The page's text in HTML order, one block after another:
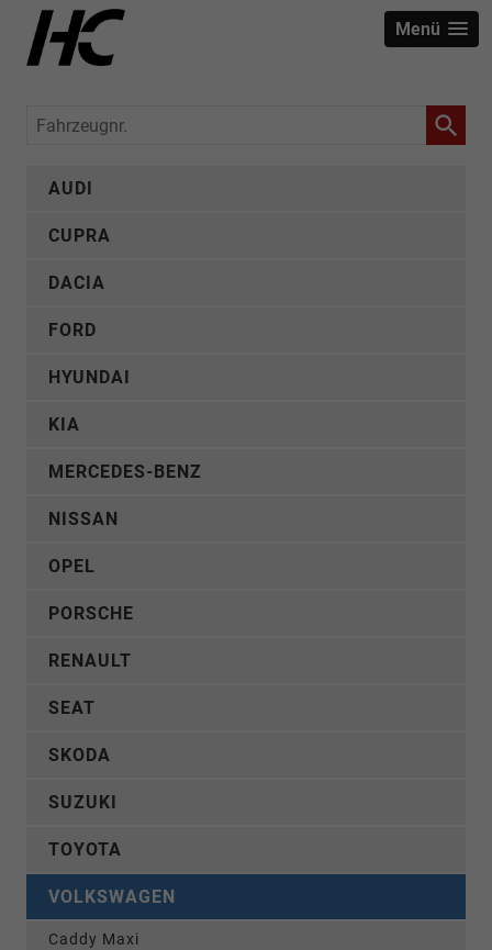
Menü
Fahrzeugnr.
AUDI
CUPRA
DACIA
FORD
HYUNDAI
KIA
MERCEDES-BENZ
NISSAN
OPEL
PORSCHE
RENAULT
SEAT
SKODA
SUZUKI
TOYOTA
VOLKSWAGEN
Caddy Maxi